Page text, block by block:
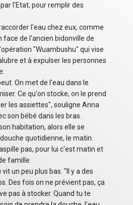
l'Etat, pour remplir des
l'eau chez eux, comme
face de l'ancien bidonville de
"Wuambushu" qui vise
et à expulser les personnes
On met de l'eau dans le
Ce qu'on stocke, on le prend
les assiettes", souligne Anna
son bébé dans les bras.
habitation, alors elle se
quotidienne, le matin.
pas, pour lui c'est matin et
famille.
un peu plus bas. "Il y a des
Des fois on ne prévient pas, ça
pas à stocker. Quand tu te